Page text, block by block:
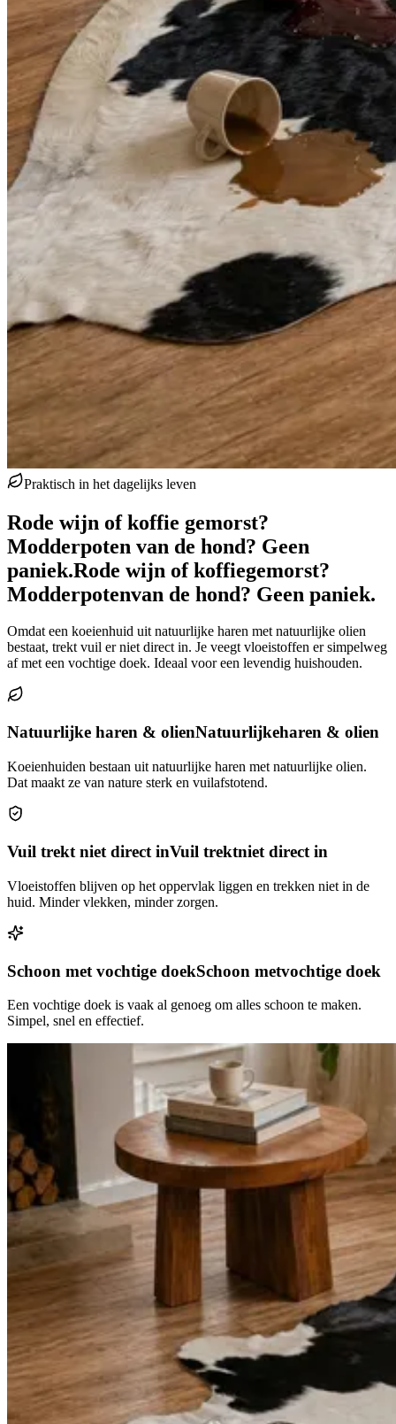
Praktisch in het dagelijks leven
Rode wijn of koffie gemorst?
Modderpoten van de hond? Geen
paniek.Rode wijn of koffiegemorst?
Modderpotenvan de hond? Geen paniek.
Omdat een koeienhuid uit natuurlijke haren met natuurlijke olien
bestaat, trekt vuil er niet direct in. Je veegt vloeistoffen er simpelweg
af met een vochtige doek. Ideaal voor een levendig huishouden.
Natuurlijke haren & olienNatuurlijkeharen & olien
Koeienhuiden bestaan uit natuurlijke haren met natuurlijke olien.
Dat maakt ze van nature sterk en vuilafstotend.
Vuil trekt niet direct inVuil trektniet direct in
Vloeistoffen blijven op het oppervlak liggen en trekken niet in de
huid. Minder vlekken, minder zorgen.
Schoon met vochtige doekSchoon metvochtige doek
Een vochtige doek is vaak al genoeg om alles schoon te maken.
Simpel, snel en effectief.